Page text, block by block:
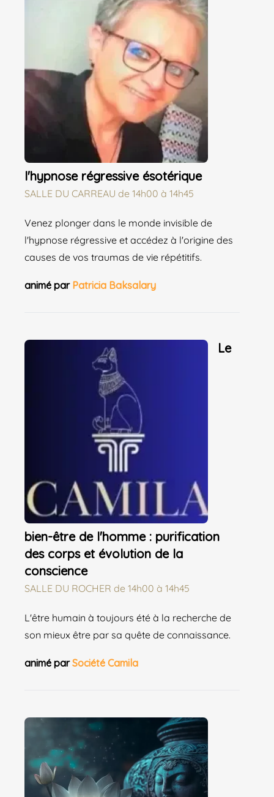
l'hypnose régressive ésotérique
SALLE DU CARREAU de 14h00 à 14h45
Venez plonger dans le monde invisible de
l'hypnose régressive et accédez à l'origine des
causes de vos traumas de vie répétitifs.
animé par Patricia Baksalary
Le
bien-être de l'homme : purification
des corps et évolution de la
conscience
SALLE DU ROCHER de 14h00 à 14h45
L'être humain à toujours été à la recherche de
son mieux être par sa quête de connaissance.
animé parSociété Camila